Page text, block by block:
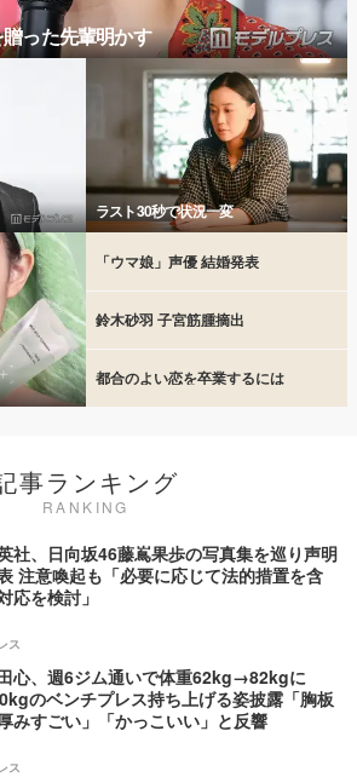
った先輩明かす
ラスト30秒で状況一変
「ウマ娘」声優 結婚発表
鈴木砂羽 子宮筋腫摘出
都合のよい恋を卒業するには
事ランキング
RANKING
社、日向坂46藤嶌果歩の写真集を巡り声明
注意喚起も「必要に応じて法的措置を含
応を検討」
ス
心、週6ジム通いで体重62kg→82kgに
のベンチプレス持ち上げる姿披露「胸板
みすごい」「かっこいい」と反響
ス